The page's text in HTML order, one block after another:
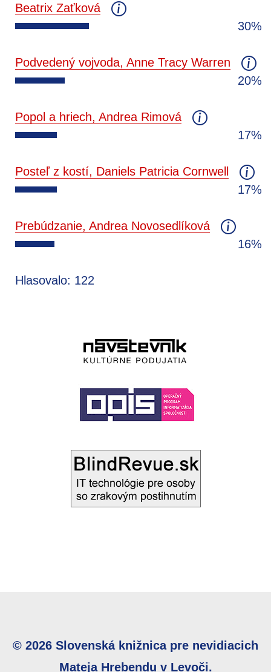
Beatrix Zaťková
30%
Podvedený vojvoda, Anne Tracy Warren
20%
Popol a hriech, Andrea Rimová
17%
Posteľ z kostí, Daniels Patricia Cornwell
17%
Prebúdzanie, Andrea Novosedlíková
16%
Hlasovalo: 122
© 2026 Slovenská knižnica pre nevidiacich
Mateja Hrebendu v Levoči.